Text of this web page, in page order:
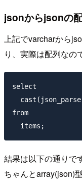
jsonからjsonの
上記でvarcharから
り、実際は配列なの
select
from
結果は以下の通りで
ちゃんとarray(json)